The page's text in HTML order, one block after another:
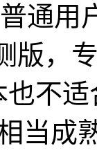
通用
版，
不
当